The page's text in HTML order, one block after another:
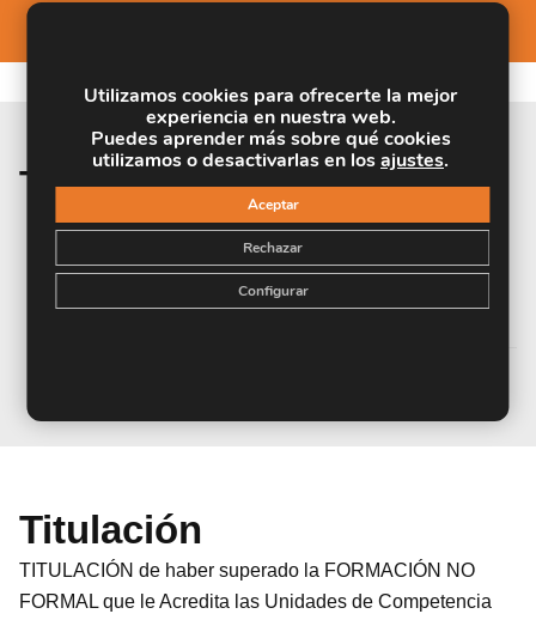
Temario de la materia
MÓDULO 1. ORGANIZACIÓN DE LAS
PRESTACIONES DE SERVICIOS
FUNERARIOS
Titulación
TITULACIÓN de haber superado la FORMACIÓN NO
FORMAL que le Acredita las Unidades de Competencia
Utilizamos cookies para ofrecerte la mejor
experiencia en nuestra web.
Puedes aprender más sobre qué cookies
utilizamos o desactivarlas en losajustes.
Aceptar
Rechazar
Configurar